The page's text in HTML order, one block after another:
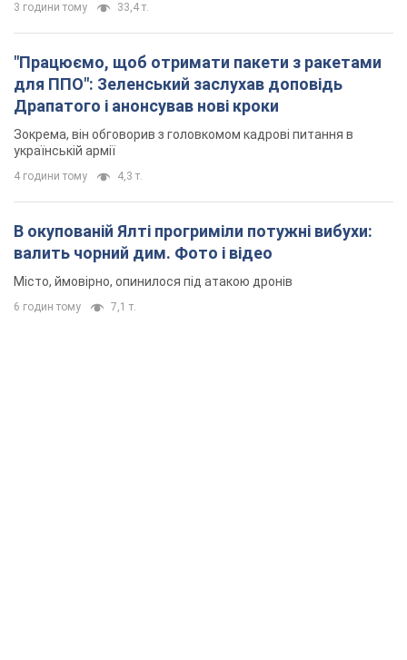
3 години тому 33,4 т.
"Працюємо, щоб отримати пакети з ракетами
для ППО": Зеленський заслухав доповідь
Драпатого і анонсував нові кроки
Зокрема, він обговорив з головкомом кадрові питання в
українській армії
4 години тому 4,3 т.
В окупованій Ялті прогриміли потужні вибухи:
валить чорний дим. Фото і відео
Місто, ймовірно, опинилося під атакою дронів
6 годин тому 7,1 т.